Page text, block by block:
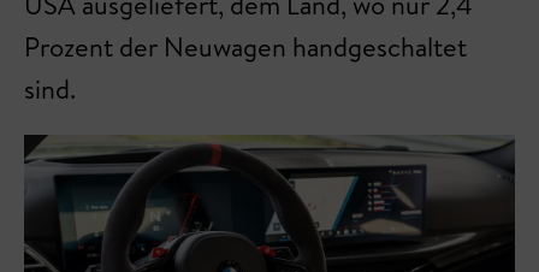
Prozent der Neuwagen handgeschaltet
sind.